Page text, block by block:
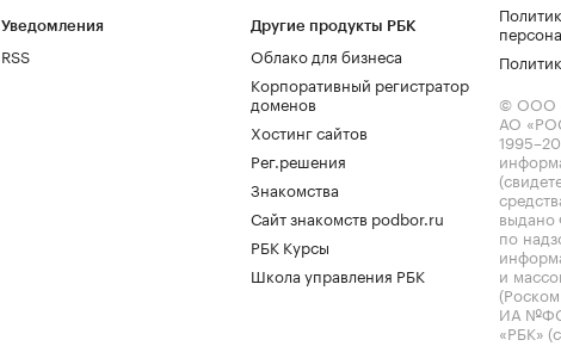
Уведомления
RSS
Другие продукты РБК
Облако для бизнеса
Корпоративный регистратор
доменов
Хостинг сайтов
Рег.решения
Знакомства
Сайт знакомств podbor.ru
РБК Курсы
Школа управления РБК
© ООО
АО
выдано
по
и
ИА
«РБК»